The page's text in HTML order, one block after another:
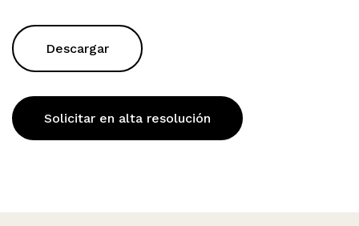
Descargar
Solicitar en alta resolución